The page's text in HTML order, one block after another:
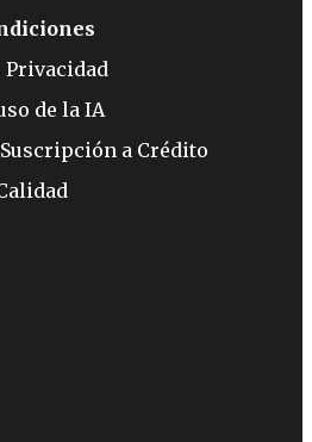
Privacidad
de la IA
a Crédito